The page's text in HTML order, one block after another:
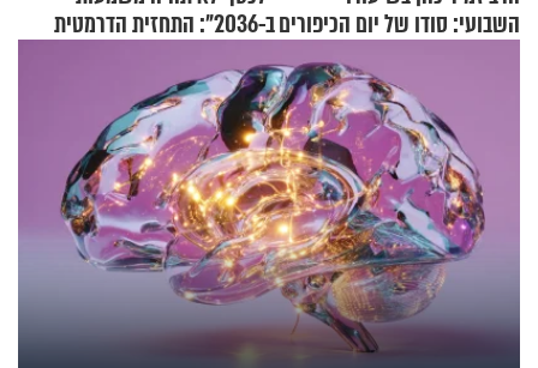
השבועי: סודו של יום הכיפורים
ב-2036": התחזית הדרמטית
הכלכלה